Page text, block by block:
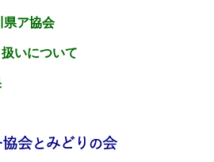
県ア協会
いについて